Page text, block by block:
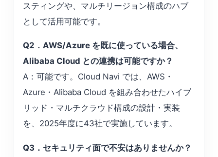
スティングや、マルチリージョン構成のハブ
として活用可能です。
Q2．AWS/Azure を既に使っている場合、
Alibaba Cloud との連携は可能ですか？
A：可能です。Cloud Navi では、AWS・
Azure・Alibaba Cloud を組み合わせたハイブ
リッド・マルチクラウド構成の設計・実装
を、2025年度に43社で実施しています。
Q3．セキュリティ面で不安はありませんか？